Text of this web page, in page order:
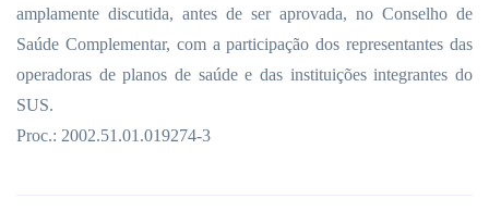
amplamente discutida, antes de ser aprovada, no Conselho de
Saúde Complementar, com a participação dos representantes das
operadoras de planos de saúde e das instituições integrantes do
SUS.
Proc.: 2002.51.01.019274-3